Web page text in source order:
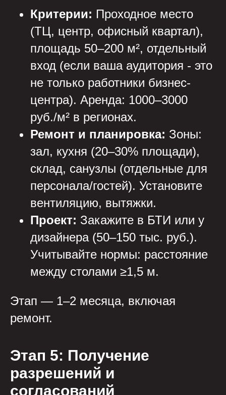
Критерии: Проходное место
(ТЦ, центр, офисный квартал),
площадь 50–200 м², отдельный
вход (если ваша аудитория - это
не только работники бизнес-
центра). Аренда: 1000–3000
руб./м² в регионах.
Ремонт и планировка: Зоны:
зал, кухня (20–30% площади),
склад, санузлы (отдельные для
персонала/гостей). Установите
вентиляцию, вытяжки.
Проект: Закажите в БТИ или у
дизайнера (50–150 тыс. руб.).
Учитывайте нормы: расстояние
между столами ≥1,5 м.
Этап — 1–2 месяца, включая
ремонт.
Этап 5: Получение
разрешений и
согласований